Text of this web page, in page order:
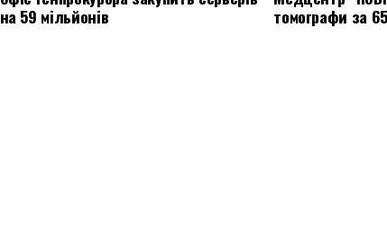
на 59 мільйонів
томографи за